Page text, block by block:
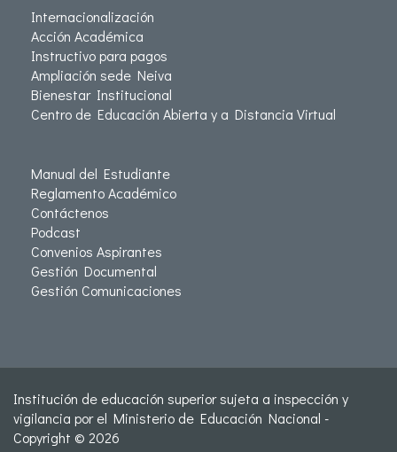
Internacionalización
Acción Académica
Instructivo para pagos
Ampliación sede Neiva
Bienestar Institucional
Centro de Educación Abierta y a Distancia Virtual
Manual del Estudiante
Reglamento Académico
Contáctenos
Podcast
Convenios Aspirantes
Gestión Documental
Gestión Comunicaciones
Institución de educación superior sujeta a inspección y
vigilancia por el Ministerio de Educación Nacional -
Copyright © 2026